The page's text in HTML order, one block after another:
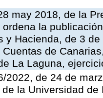
may 2018, de la
la
y Hacienda, de 3
de
La Laguna,
2022, de 24 de
la Universidad de